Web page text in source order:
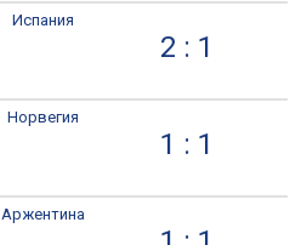
Испания
2 : 1
Норвегия
1 : 1
Аржентина